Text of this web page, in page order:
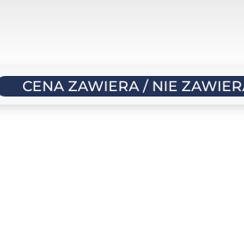
CENA ZAWIERA / NIE ZAWIERA
version ]